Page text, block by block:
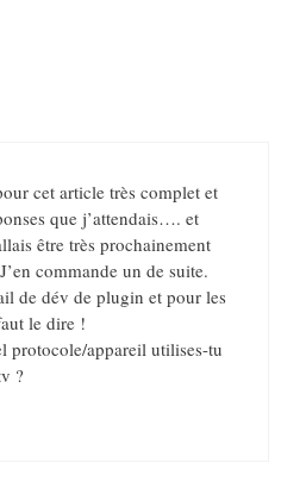
cet article très complet et
que j’attendais…. et
être très prochainement
commande un de suite.
de dév de plugin et pour les
le dire !
protocole/appareil utilises-tu
?